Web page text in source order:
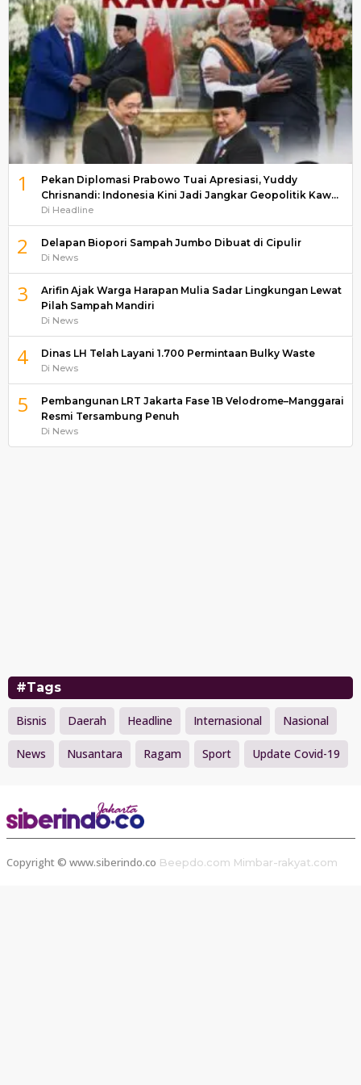
1
Pekan Diplomasi Prabowo Tuai Apresiasi, Yuddy
Chrisnandi: Indonesia Kini Jadi Jangkar Geopolitik Kaw…
Di Headline
2 Delapan Biopori Sampah Jumbo Dibuat di Cipulir
Di News
3
Arifin Ajak Warga Harapan Mulia Sadar Lingkungan Lewat
Pilah Sampah Mandiri
Di News
4 Dinas LH Telah Layani 1.700 Permintaan Bulky Waste
Di News
5
Pembangunan LRT Jakarta Fase 1B Velodrome–Manggarai
Resmi Tersambung Penuh
Di News
#Tags
Bisnis Daerah Headline Internasional Nasional
News Nusantara Ragam Sport Update Covid-19
Copyright © www.siberindo.co Beepdo.com Mimbar-rakyat.com